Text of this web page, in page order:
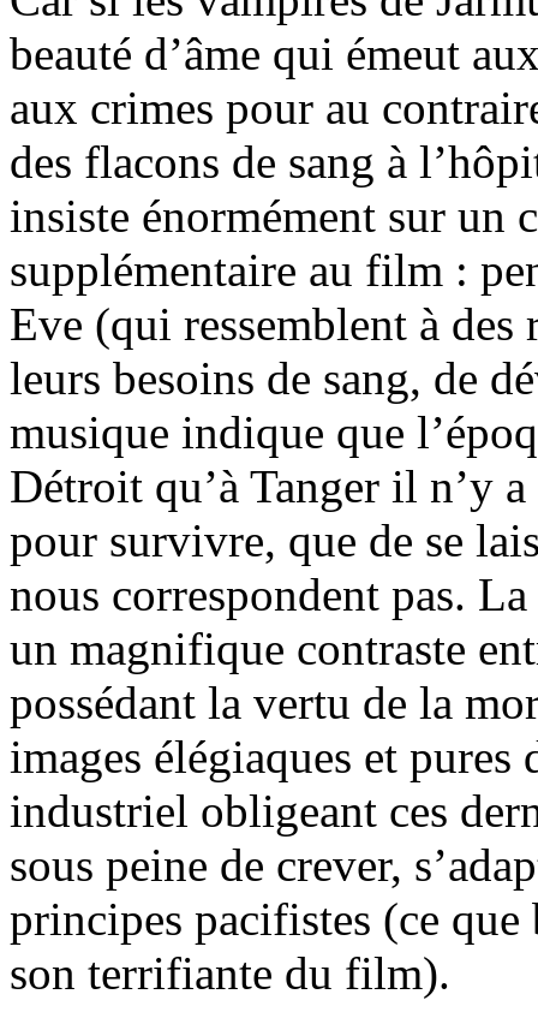
beauté d’âme qui émeut
aux crimes pour au
des flacons de sang à
insiste énormément sur un
supplémentaire au film :
Eve (qui ressemblent à
leurs besoins de sang, de
musique indique que
Détroit qu’à Tanger il n’y
pour survivre, que de se
nous correspondent pas.
un magnifique contraste
possédant la vertu de la
images élégiaques et pures
industriel obligeant ces
sous peine de crever,
principes pacifistes (ce
son terrifiante du film).